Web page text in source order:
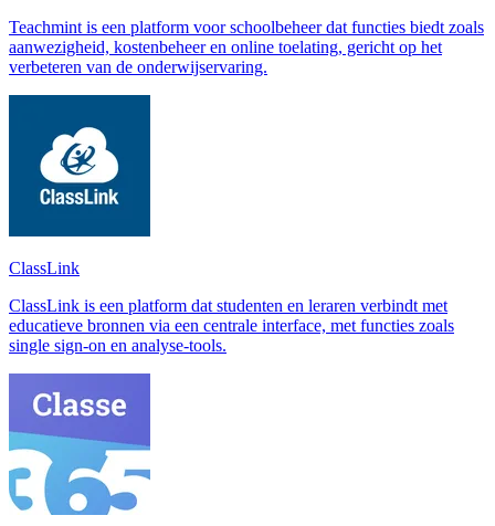
Teachmint is een platform voor schoolbeheer dat functies biedt zoals
aanwezigheid, kostenbeheer en online toelating, gericht op het
verbeteren van de onderwijservaring.
ClassLink
ClassLink is een platform dat studenten en leraren verbindt met
educatieve bronnen via een centrale interface, met functies zoals
single sign-on en analyse-tools.